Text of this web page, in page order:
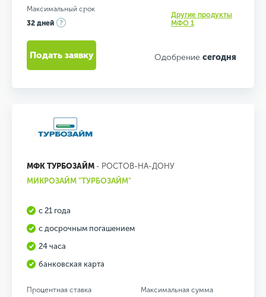
Максимальный срок
32 дней
Другие продукты
МФО 1
Одобрение сегодня
Подать заявку
МФК ТУРБОЗАЙМ - РОСТОВ-НА-ДОНУ
МИКРОЗАЙМ "ТУРБОЗАЙМ"
с 21 года
с досрочным погашением
24 часа
банковская карта
Процентная ставка
Максимальная сумма